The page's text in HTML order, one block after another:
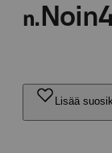
n. Noin
Lisää